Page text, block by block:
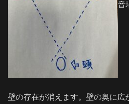
音
壁の存在が消えます。壁の奥に広